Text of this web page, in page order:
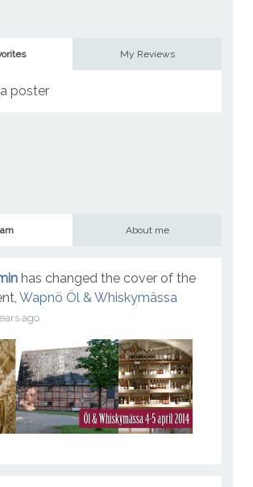
My Reviews
poster
About me
has changed the cover of the
Wapnö Öl & Whiskymässa
ago